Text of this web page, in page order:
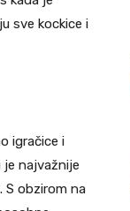
sve kockice i
igračice i
je najvažnije
S obzirom na